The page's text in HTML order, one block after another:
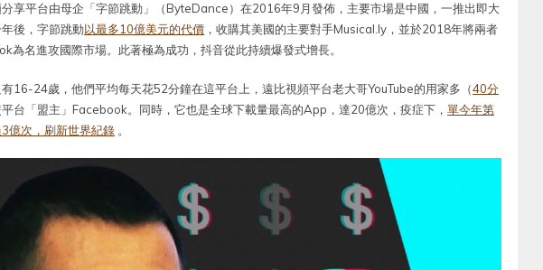
享平台由母企「字節跳動」（ByteDance）在2016年9月發佈，主要市場是中國，一推出即大
後，字節跳動以最多10億美元的代價 ，收購其美國的主要對手Musical.ly，並於2018年將兩者
為名進攻國際市場。此著極為成功，抖音從此持續爆發式增長。
16-24歲，他們平均每天花52分鐘在這平台上，遠比視頻平台老大哥YouTube的用家多（40分
台「盟主」Facebook。同時，它也是全球下載量最高的App，達20億次，疫症下， 單今年第
億次，刷新世界紀錄 。